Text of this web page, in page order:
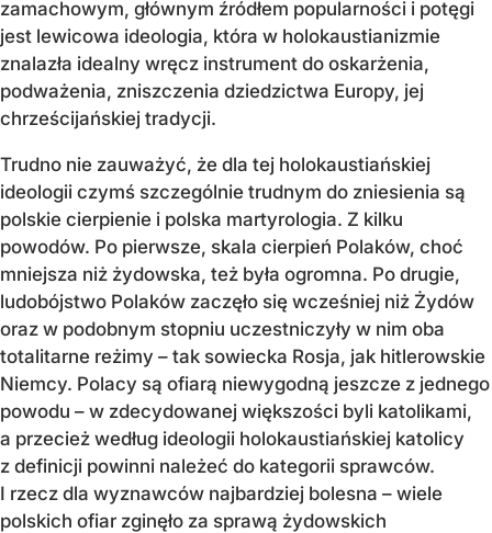
zamachowym, głównym źródłem popularności i potęgi
jest lewicowa ideologia, która w holokaustianizmie
znalazła idealny wręcz instrument do oskarżenia,
podważenia, zniszczenia dziedzictwa Europy, jej
chrześcijańskiej tradycji.
Trudno nie zauważyć, że dla tej holokaustiańskiej
ideologii czymś szczególnie trudnym do zniesienia są
polskie cierpienie i polska martyrologia. Z kilku
powodów. Po pierwsze, skala cierpień Polaków, choć
mniejsza niż żydowska, też była ogromna. Po drugie,
ludobójstwo Polaków zaczęło się wcześniej niż Żydów
oraz w podobnym stopniu uczestniczyły w nim oba
totalitarne reżimy – tak sowiecka Rosja, jak hitlerowskie
Niemcy. Polacy są ofiarą niewygodną jeszcze z jednego
powodu – w zdecydowanej większości byli katolikami,
a przecież według ideologii holokaustiańskiej katolicy
z definicji powinni należeć do kategorii sprawców.
I rzecz dla wyznawców najbardziej bolesna – wiele
polskich ofiar zginęło za sprawą żydowskich